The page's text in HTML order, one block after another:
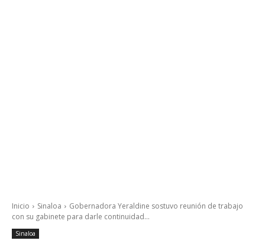
Inicio Sinaloa
Gobernadora Yeraldine sostuvo reunión de trabajo
con su gabinete para darle continuidad...
Sinaloa